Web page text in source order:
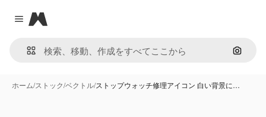
Close menu
Magnific
画像で
ホーム/ストック/ベクトル/ストップウォッチ修理アイコン 白い背景に…